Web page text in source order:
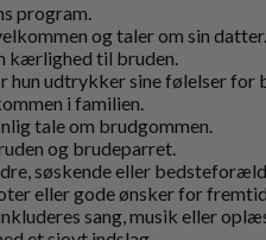
program.
og taler om sin datter.
kærlighed til bruden.
hun udtrykker sine følelser for
i familien.
tale om brudgommen.
og brudeparret.
søskende eller
eller gode ønsker for
sang, musik eller